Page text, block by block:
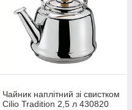
Чайник наплітний зі свистком
Cilio Tradition 2,5 л 430820